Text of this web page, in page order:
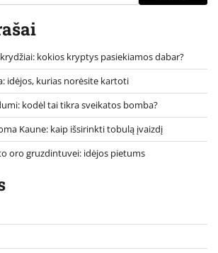
kokios kryptys pasiekiamos dabar?
idėjos, kurias norėsite kartoti
kodėl tai tikra sveikatos bomba?
Kaune: kaip išsirinkti tobulą įvaizdį
oro gruzdintuvei: idėjos pietums